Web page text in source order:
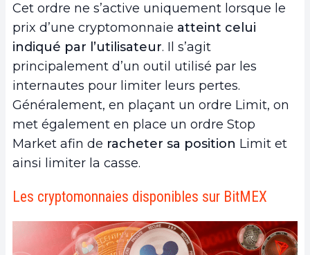
Cet ordre ne s’active uniquement lorsque le
prix d’une cryptomonnaie atteint celui
indiqué par l’utilisateur. Il s’agit
principalement d’un outil utilisé par les
internautes pour limiter leurs pertes.
Généralement, en plaçant un ordre Limit, on
met également en place un ordre Stop
Market afin de racheter sa position Limit et
ainsi limiter la casse.
Les cryptomonnaies disponibles sur BitMEX